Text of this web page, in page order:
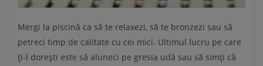
Mergi la piscină ca să te relaxezi, să te bronzezi sau să
petreci timp de calitate cu cei mici. Ultimul lucru pe care
ți-l dorești este să aluneci pe gresia udă sau să simți că